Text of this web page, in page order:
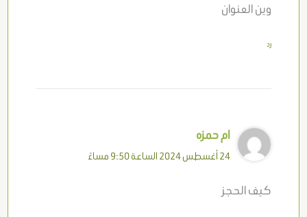
وين العنوان
رد
ام حمزه
24 أغسطس 2024 الساعة 9:50 مساءً
كيف الحجز